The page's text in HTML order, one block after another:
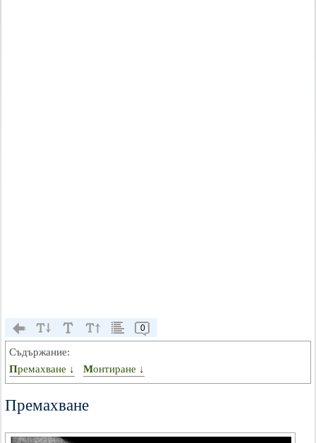
0
Съдържание:
Премахване ↓
Монтиране ↓
Премахване